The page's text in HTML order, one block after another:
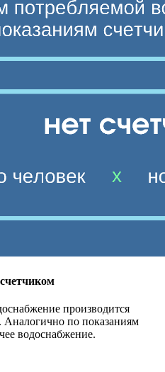
производится
Аналогично по показаниям
водоснабжение.